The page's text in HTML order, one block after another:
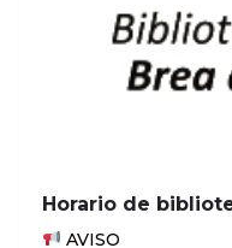
Horario de
AVISO